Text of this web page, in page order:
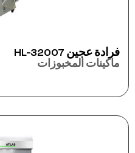
فرادة عجين HL-32007
ماكينات المخبوزات